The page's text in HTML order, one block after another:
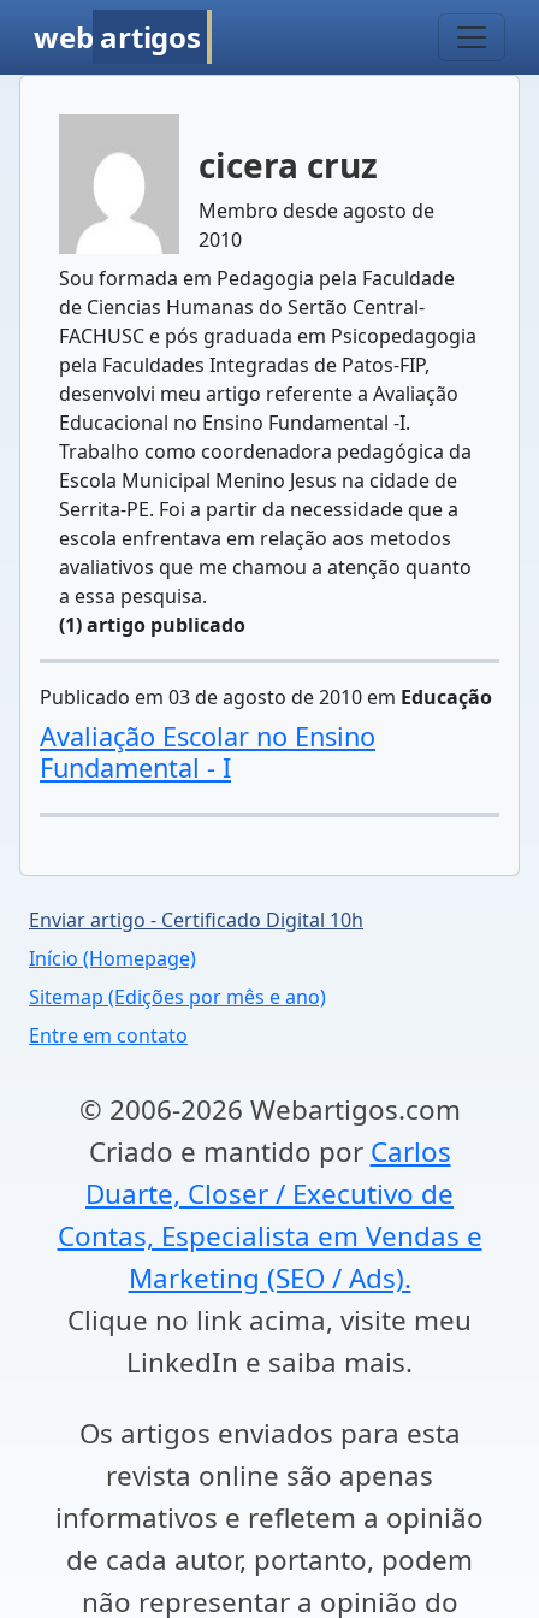
web artigos
cicera cruz
Membro desde agosto de
2010
Sou formada em Pedagogia pela Faculdade
de Ciencias Humanas do Sertão Central-
FACHUSC e pós graduada em Psicopedagogia
pela Faculdades Integradas de Patos-FIP,
desenvolvi meu artigo referente a Avaliação
Educacional no Ensino Fundamental -I.
Trabalho como coordenadora pedagógica da
Escola Municipal Menino Jesus na cidade de
Serrita-PE. Foi a partir da necessidade que a
escola enfrentava em relação aos metodos
avaliativos que me chamou a atenção quanto
a essa pesquisa.
(1) artigo publicado
Publicado em 03 de agosto de 2010 em Educação
Avaliação Escolar no Ensino
Fundamental - I
Enviar artigo - Certificado Digital 10h
Início (Homepage)
Sitemap (Edições por mês e ano)
Entre em contato
© 2006-2026 Webartigos.com
Criado e mantido por Carlos
Duarte, Closer / Executivo de
Contas, Especialista em Vendas e
Marketing (SEO / Ads).
Clique no link acima, visite meu
LinkedIn e saiba mais.
Os artigos enviados para esta
revista online são apenas
informativos e refletem a opinião
de cada autor, portanto, podem
não representar a opinião do